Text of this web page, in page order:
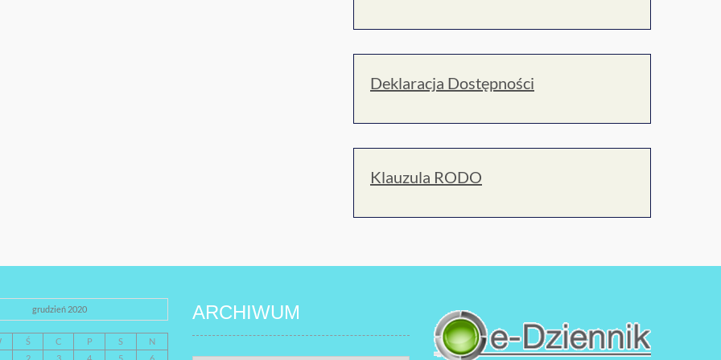
Deklaracja Dostępności
Klauzula RODO
grudzień 2020
Ś C P S
N
ARCHIWUM